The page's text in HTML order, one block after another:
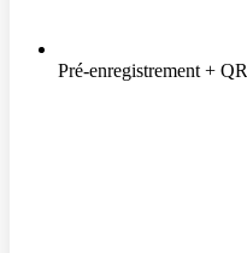
Pré-enregistrement + QR